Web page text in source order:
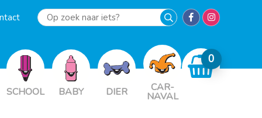
Op
iets?
SCHOOL BABY DIER CAR-
NAVAL